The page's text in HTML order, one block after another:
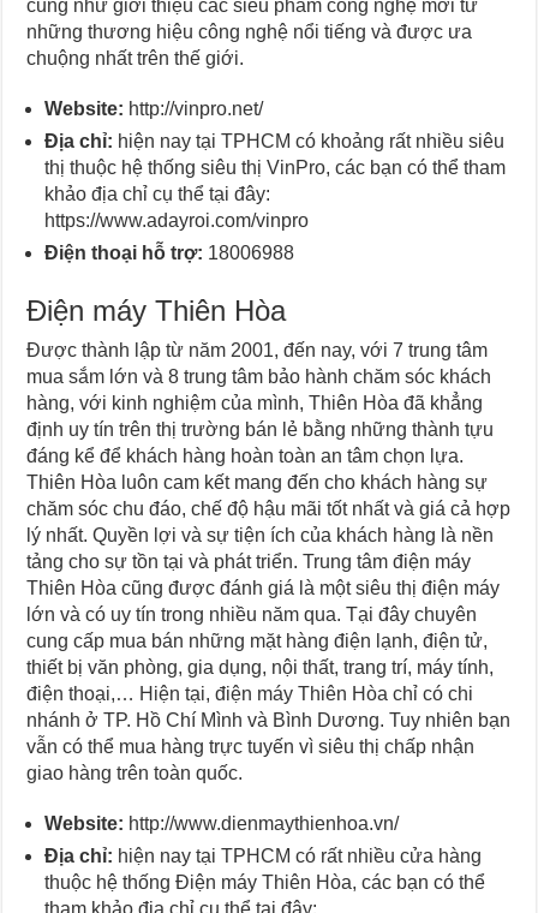
cũng như giới thiệu các siêu phẩm công nghệ mới từ
những thương hiệu công nghệ nổi tiếng và được ưa
chuộng nhất trên thế giới.
Website: http://vinpro.net/
Địa chỉ: hiện nay tại TPHCM có khoảng rất nhiều siêu
thị thuộc hệ thống siêu thị VinPro, các bạn có thể tham
khảo địa chỉ cụ thể tại đây:
https://www.adayroi.com/vinpro
Điện thoại hỗ trợ: 18006988
Điện máy Thiên Hòa
Được thành lập từ năm 2001, đến nay, với 7 trung tâm
mua sắm lớn và 8 trung tâm bảo hành chăm sóc khách
hàng, với kinh nghiệm của mình, Thiên Hòa đã khẳng
định uy tín trên thị trường bán lẻ bằng những thành tựu
đáng kể để khách hàng hoàn toàn an tâm chọn lựa.
Thiên Hòa luôn cam kết mang đến cho khách hàng sự
chăm sóc chu đáo, chế độ hậu mãi tốt nhất và giá cả hợp
lý nhất. Quyền lợi và sự tiện ích của khách hàng là nền
tảng cho sự tồn tại và phát triển. Trung tâm điện máy
Thiên Hòa cũng được đánh giá là một siêu thị điện máy
lớn và có uy tín trong nhiều năm qua. Tại đây chuyên
cung cấp mua bán những mặt hàng điện lạnh, điện tử,
thiết bị văn phòng, gia dụng, nội thất, trang trí, máy tính,
điện thoại,… Hiện tại, điện máy Thiên Hòa chỉ có chi
nhánh ở TP. Hồ Chí Mình và Bình Dương. Tuy nhiên bạn
vẫn có thể mua hàng trực tuyến vì siêu thị chấp nhận
giao hàng trên toàn quốc.
Website: http://www.dienmaythienhoa.vn/
Địa chỉ: hiện nay tại TPHCM có rất nhiều cửa hàng
thuộc hệ thống Điện máy Thiên Hòa, các bạn có thể
tham khảo địa chỉ cụ thể tại đây: